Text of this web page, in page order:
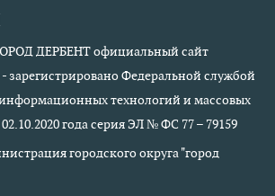
ДЕРБЕНТ официальный сайт
- зарегистрировано Федеральной службой
технологий и массовых
года серия ЭЛ № ФС 77 – 79159
городского округа "город